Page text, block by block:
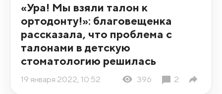
«Ура! Мы взяли талон к
ортодонту!»: благовещенка
рассказала, что проблема с
талонами в детскую
стоматологию решилась
19 января 2022, 10:52 396 2